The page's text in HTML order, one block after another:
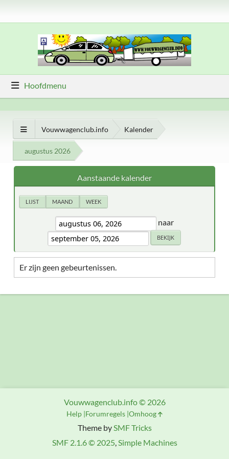
Hoofdmenu
Vouwwagenclub.info Kalender
augustus 2026
Aanstaande kalender
LIJST MAAND WEEK
naar
Er zijn geen gebeurtenissen.
Theme bySMF Tricks
SMF 2.1.6 © 2025,Simple Machines
Vouwwagenclub.info © 2026
Help Forumregels Omhoog